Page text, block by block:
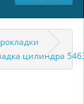
цилиндра